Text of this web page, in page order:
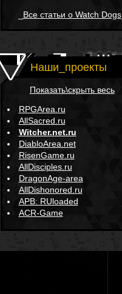
Все статьи о Watch Dogs_
Наши_проекты
Показать\скрыть весь
RPGArea.ru
AllSacred.ru
Witcher.net.ru
DiabloArea.net
RisenGame.ru
AllDisciples.ru
DragonAge-area
AllDishonored.ru
APB: RUloaded
ACR-Game